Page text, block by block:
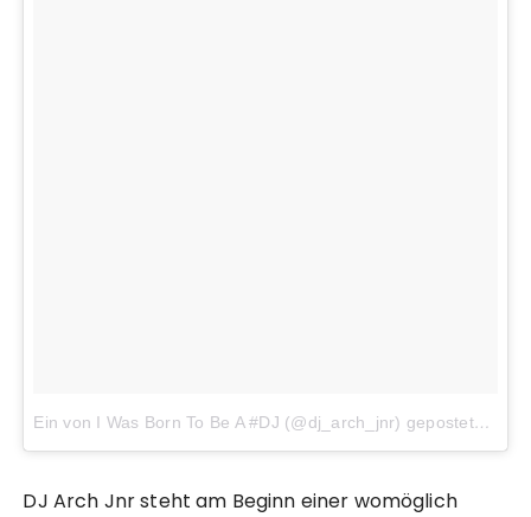
Ein von I Was Born To Be A #DJ (@dj_arch_jnr) gepostetes Video
DJ Arch Jnr steht am Beginn einer womöglich